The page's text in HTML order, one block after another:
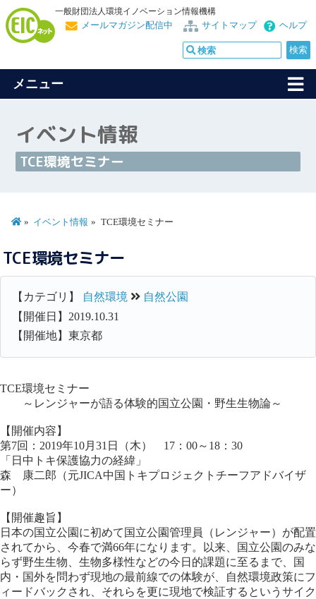
一般財団法人環境イノベーション情報機構
ヘルプ
サイトマップ
メールマガジン配信中
メニュー
イベント情報
TCE環境セミナー
イベント情報 TCE環境セミナー
TCE環境セミナー
【カテゴリ】 自然環境
自然公園
【開催日】2019.10.31
【開催地】東京都
TCE環境セミナー
～レンジャーが語る体験的国立公園・野生生物論～
【開催内容】
第7回：2019年10月31日（木） 17：00～18：30
「日中トキ保護協力の経緯」
森 康二郎（元JICA中国トキプロジェクトチーフアドバイザ
ー）
【開催趣旨】
日本の国立公園に初めて国立公園管理員（レンジャー）が配置
されてから、今春で満66年になります。以来、国立公園のみな
らず野生生物、生物多様性などの今日的課題に至るまで、国
内・国外を問わず現地の最前線での体験が、自然環境政策にフ
ィードバックされ、それらを更に現地で検証するというサイク